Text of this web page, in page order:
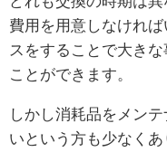
費用を用意しなけれ
スをすることで大き
ことができます。
しかし消耗品をメン
いという方も少なく